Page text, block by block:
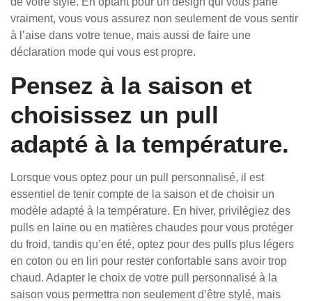
vraiment, vous vous assurez non seulement de vous sentir
à l’aise dans votre tenue, mais aussi de faire une
déclaration mode qui vous est propre.
Pensez à la saison et
choisissez un pull
adapté à la température.
Lorsque vous optez pour un pull personnalisé, il est
essentiel de tenir compte de la saison et de choisir un
modèle adapté à la température. En hiver, privilégiez des
pulls en laine ou en matières chaudes pour vous protéger
du froid, tandis qu’en été, optez pour des pulls plus légers
en coton ou en lin pour rester confortable sans avoir trop
chaud. Adapter le choix de votre pull personnalisé à la
saison vous permettra non seulement d’être stylé, mais